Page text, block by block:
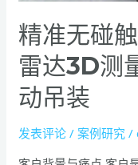
精准无碰
雷达3D测
动吊装
发表评论 /案例研究 /
光
雷
达
3D
测
量